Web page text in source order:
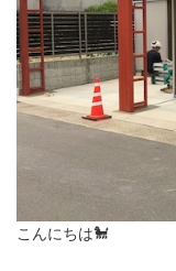
こんにちは🐩